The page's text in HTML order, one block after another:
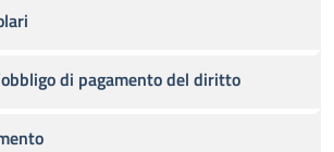
di pagamento del diritto